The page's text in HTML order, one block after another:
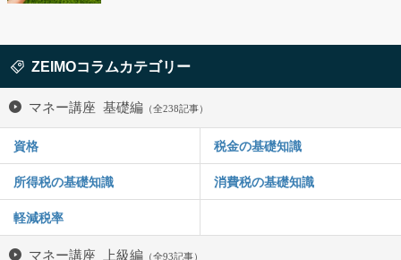
ZEIMOコラムカテゴリー
マネー講座 基礎編 （全238記事）
資格 税金の基礎知識
所得税の基礎知識 消費税の基礎知識
軽減税率
マネー講座 上級編 （全93記事）